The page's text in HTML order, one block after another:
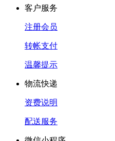
客户服务
注册会员
转帐支付
温馨提示
物流快递
资费说明
配送服务